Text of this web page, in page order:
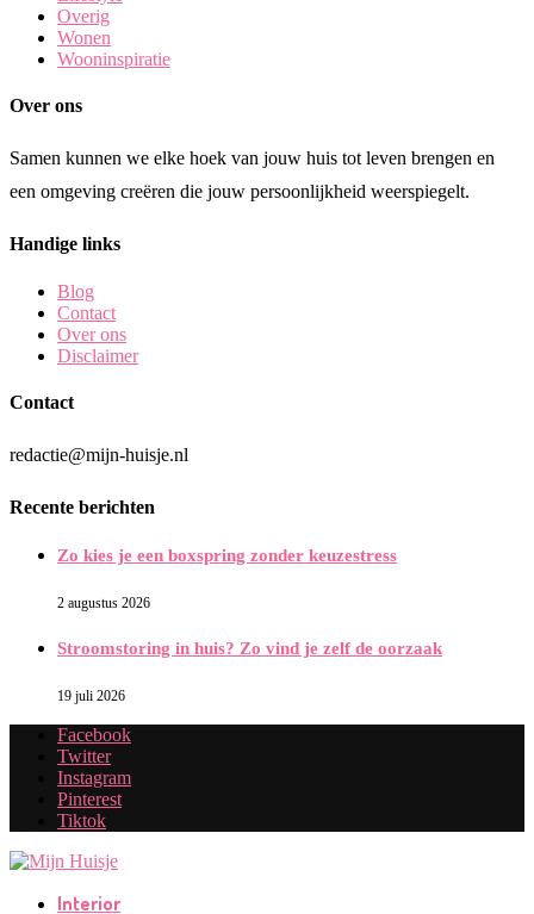
Overig
Wonen
Wooninspiratie
Over ons
Samen kunnen we elke hoek van jouw huis tot leven brengen en
een omgeving creëren die jouw persoonlijkheid weerspiegelt.
Handige links
Blog
Contact
Over ons
Disclaimer
Contact
redactie@mijn-huisje.nl
Recente berichten
Zo kies je een boxspring zonder keuzestress
2 augustus 2026
Stroomstoring in huis? Zo vind je zelf de oorzaak
19 juli 2026
Facebook
Twitter
Instagram
Pinterest
Tiktok
Interior